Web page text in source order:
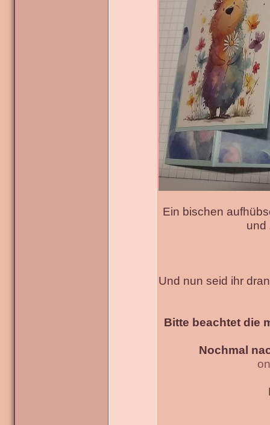
Ein bischen
und
Und nun seid ihr
Bitte beachtet die
Nochmal